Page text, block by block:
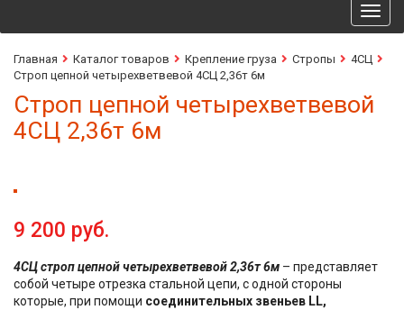
Главная Каталог товаров Крепление груза Стропы
4СЦ
Строп цепной четырехветвевой 4СЦ 2,36т 6м
Строп цепной четырехветвевой
4СЦ 2,36т 6м
9 200 руб.
4СЦ строп цепной четырехветвевой 2,36т 6м – представляет
собой четыре отрезка стальной цепи, с одной стороны
которые, при помощи соединительных звеньев LL,